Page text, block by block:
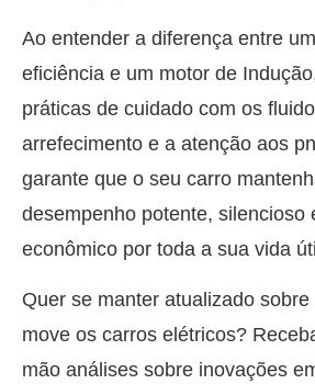
Ao entender a diferença entre
eficiência e um motor de
práticas de cuidado com os
arrefecimento e a atenção aos
garante que o seu carro
desempenho potente, silencioso
econômico por toda a sua vida
Quer se manter atualizado
move os carros elétricos?
mão análises sobre inovações